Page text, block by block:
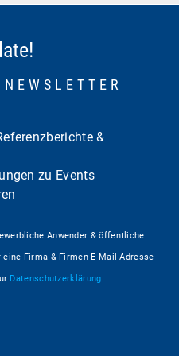
&
zu Events
Anwender & öffentliche
Firma & Firmen-E-Mail-Adresse
Datenschutzerklärung.